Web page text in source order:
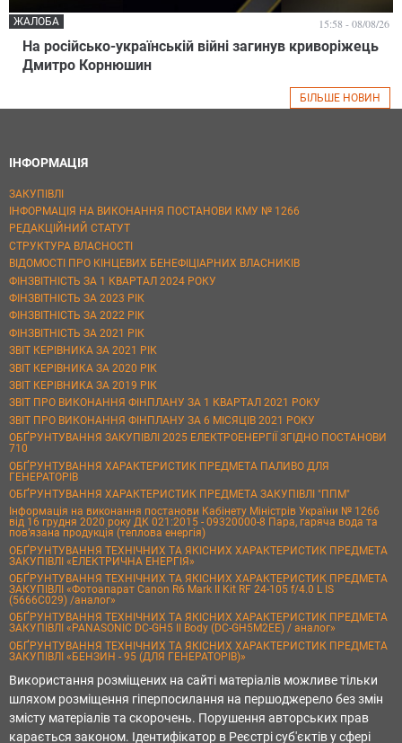
На російсько-українській війні загинув криворіжець
Дмитро Корнюшин
ЖАЛОБА 15:58 - 08/08/26
БІЛЬШЕ НОВИН
ІНФОРМАЦІЯ
ЗАКУПІВЛІ
ІНФОРМАЦІЯ НА ВИКОНАННЯ ПОСТАНОВИ КМУ № 1266
РЕДАКЦІЙНИЙ СТАТУТ
СТРУКТУРА ВЛАСНОСТІ
ВІДОМОСТІ ПРО КІНЦЕВИХ БЕНЕФІЦІАРНИХ ВЛАСНИКІВ
ФІНЗВІТНІСТЬ ЗА 1 КВАРТАЛ 2024 РОКУ
ФІНЗВІТНІСТЬ ЗА 2023 РІК
ФІНЗВІТНІСТЬ ЗА 2022 РІК
ФІНЗВІТНІСТЬ ЗА 2021 РІК
ЗВІТ КЕРІВНИКА ЗА 2021 РІК
ЗВІТ КЕРІВНИКА ЗА 2020 РІК
ЗВІТ КЕРІВНИКА ЗА 2019 РІК
ЗВІТ ПРО ВИКОНАННЯ ФІНПЛАНУ ЗА 1 КВАРТАЛ 2021 РОКУ
ЗВІТ ПРО ВИКОНАННЯ ФІНПЛАНУ ЗА 6 МІСЯЦІВ 2021 РОКУ
ОБҐРУНТУВАННЯ ЗАКУПІВЛІ 2025 ЕЛЕКТРОЕНЕРГІЇ ЗГІДНО ПОСТАНОВИ
710
ОБҐРУНТУВАННЯ ХАРАКТЕРИСТИК ПРЕДМЕТА ПАЛИВО ДЛЯ
ГЕНЕРАТОРІВ
ОБҐРУНТУВАННЯ ХАРАКТЕРИСТИК ПРЕДМЕТА ЗАКУПІВЛІ "ППМ"
Інформація на виконання постанови Кабінету Міністрів України № 1266
від 16 грудня 2020 року ДК 021:2015 - 09320000-8 Пара, гаряча вода та
пов’язана продукція (теплова енергія)
ОБҐРУНТУВАННЯ ТЕХНІЧНИХ ТА ЯКІСНИХ ХАРАКТЕРИСТИК ПРЕДМЕТА
ЗАКУПІВЛІ «ЕЛЕКТРИЧНА ЕНЕРГІЯ»
ОБҐРУНТУВАННЯ ТЕХНІЧНИХ ТА ЯКІСНИХ ХАРАКТЕРИСТИК ПРЕДМЕТА
ЗАКУПІВЛІ «Фотоапарат Canon R6 Mark II Kit RF 24-105 f/4.0 L IS
(5666C029) /аналог»
ОБҐРУНТУВАННЯ ТЕХНІЧНИХ ТА ЯКІСНИХ ХАРАКТЕРИСТИК ПРЕДМЕТА
ЗАКУПІВЛІ «PANASONIC DC-GH5 II Body (DC-GH5M2EE) / аналог»
ОБҐРУНТУВАННЯ ТЕХНІЧНИХ ТА ЯКІСНИХ ХАРАКТЕРИСТИК ПРЕДМЕТА
ЗАКУПІВЛІ «БЕНЗИН - 95 (ДЛЯ ГЕНЕРАТОРІВ)»
Використання розміщених на сайті матеріалів можливе тільки
шляхом розміщення гіперпосилання на першоджерело без змін
змісту матеріалів та скорочень. Порушення авторських прав
карається законом. Ідентифікатор в Реєстрі суб'єктів у сфері